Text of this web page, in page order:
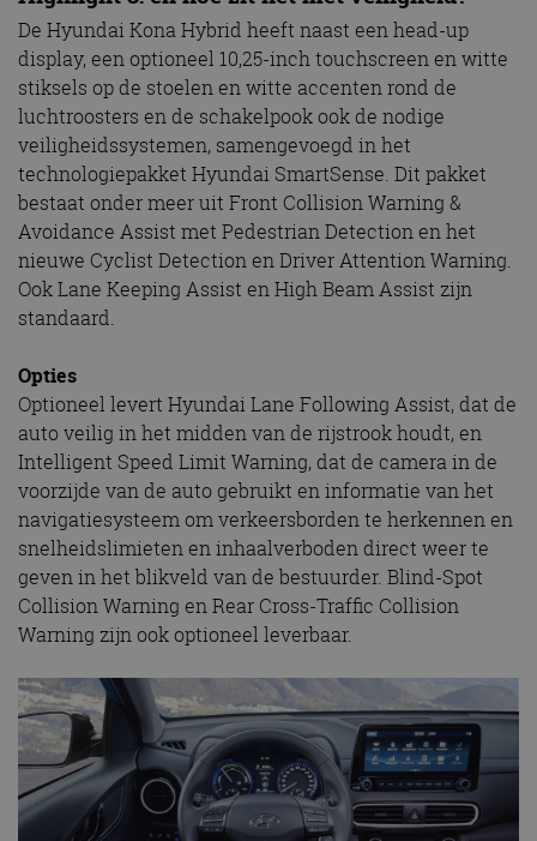
De Hyundai Kona Hybrid heeft naast een head-up
display, een optioneel 10,25-inch touchscreen en witte
stiksels op de stoelen en witte accenten rond de
luchtroosters en de schakelpook ook de nodige
veiligheidssystemen, samengevoegd in het
technologiepakket Hyundai SmartSense. Dit pakket
bestaat onder meer uit Front Collision Warning &
Avoidance Assist met Pedestrian Detection en het
nieuwe Cyclist Detection en Driver Attention Warning.
Ook Lane Keeping Assist en High Beam Assist zijn
standaard.
Opties
Optioneel levert Hyundai Lane Following Assist, dat de
auto veilig in het midden van de rijstrook houdt, en
Intelligent Speed Limit Warning, dat de camera in de
voorzijde van de auto gebruikt en informatie van het
navigatiesysteem om verkeersborden te herkennen en
snelheidslimieten en inhaalverboden direct weer te
geven in het blikveld van de bestuurder. Blind-Spot
Collision Warning en Rear Cross-Traffic Collision
Warning zijn ook optioneel leverbaar.